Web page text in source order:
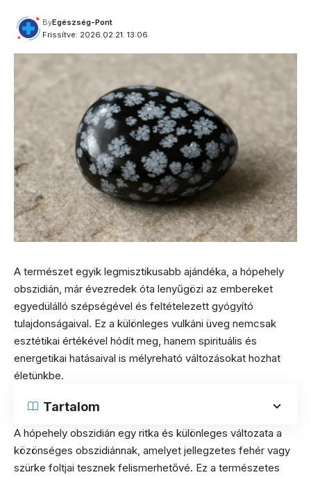
Frissítve: 2026.02.21. 13:06
ByEgészség-Pont
A természet egyik legmisztikusabb ajándéka, a hópehely
obszidián, már évezredek óta lenyűgözi az embereket
egyedülálló szépségével és feltételezett gyógyító
tulajdonságaival. Ez a különleges vulkáni üveg nemcsak
esztétikai értékével hódít meg, hanem spirituális és
energetikai hatásaival is mélyreható változásokat hozhat
életünkbe.
Tartalom
A hópehely obszidián egy ritka és különleges változata a
közönséges obszidiánnak, amelyet jellegzetes fehér vagy
szürke foltjai tesznek felismerhetővé. Ez a természetes